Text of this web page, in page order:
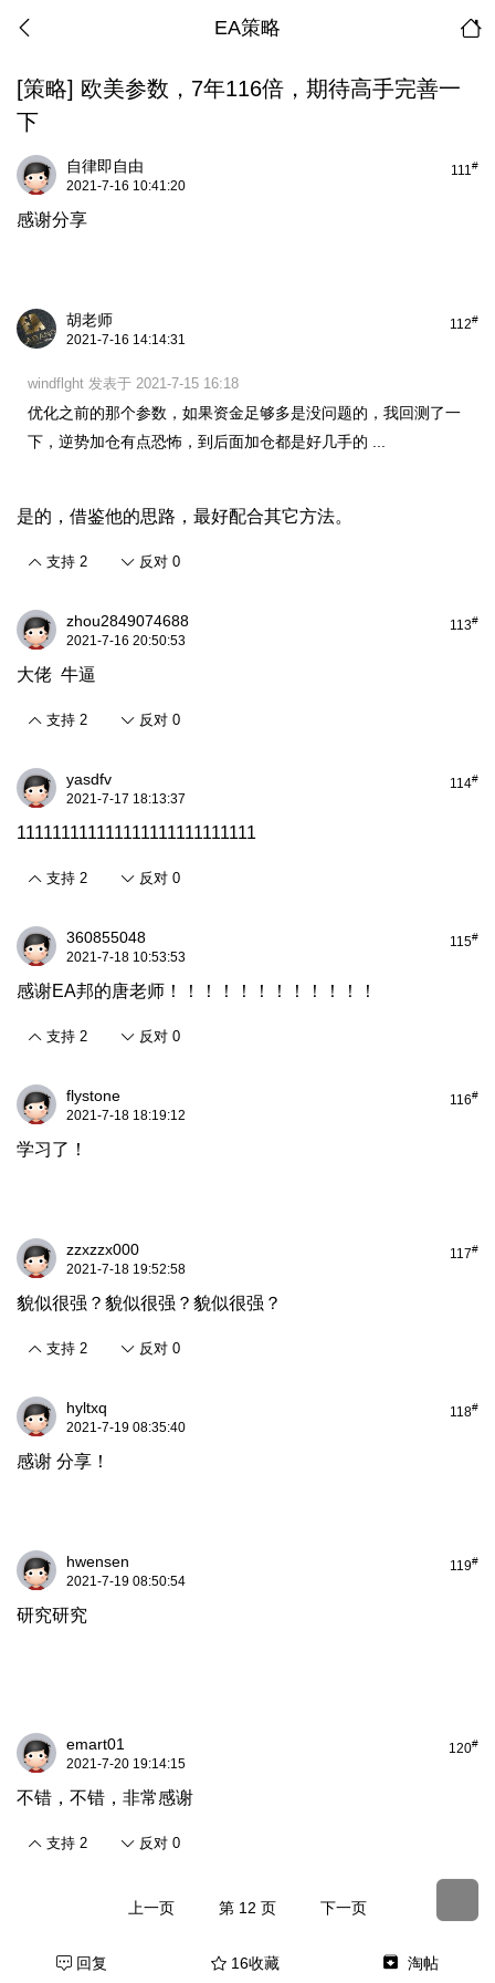
EA策略
[策略] 欧美参数，7年116倍，期待高手完善一
下
111#
自律即自由
2021-7-16 10:41:20
感谢分享
112#
胡老师
2021-7-16 14:14:31
windflght 发表于 2021-7-15 16:18
优化之前的那个参数，如果资金足够多是没问题的，我回测了一
下，逆势加仓有点恐怖，到后面加仓都是好几手的 ...
是的，借鉴他的思路，最好配合其它方法。
支持 2 反对 0
113#
zhou2849074688
2021-7-16 20:50:53
大佬 牛逼
支持 2 反对 0
114#
yasdfv
2021-7-17 18:13:37
111111111111111111111111111
支持 2 反对 0
115#
360855048
2021-7-18 10:53:53
感谢EA邦的唐老师！！！！！！！！！！！！
支持 2 反对 0
116#
flystone
2021-7-18 18:19:12
学习了！
117#
zzxzzx000
2021-7-18 19:52:58
貌似很强？貌似很强？貌似很强？
支持 2 反对 0
118#
hyltxq
2021-7-19 08:35:40
感谢 分享！
119#
hwensen
2021-7-19 08:50:54
研究研究
120#
emart01
2021-7-20 19:14:15
不错，不错，非常感谢
支持 2 反对 0
上一页 第 12 页 下一页
回复 16收藏 淘帖